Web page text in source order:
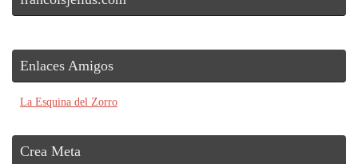
Enlaces Amigos
La Esquina del Zorro
Crea Meta